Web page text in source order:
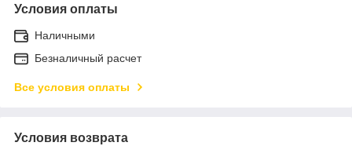
Условия оплаты
Наличными
Безналичный расчет
Все условия оплаты
Условия возврата